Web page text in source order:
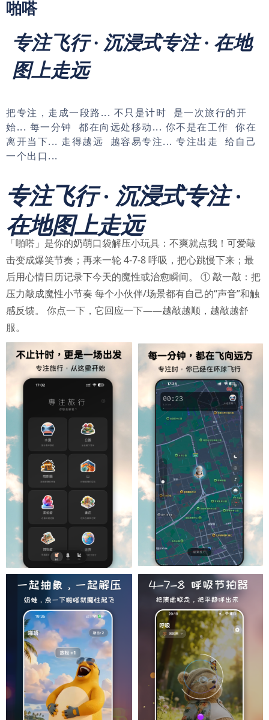
专注飞行 · 沉浸式专注 · 在地
图上走远
把专注，走成一段路... 不只是计时 是一次旅行的开
始... 每一分钟 都在向远处移动... 你不是在工作 你在
离开当下... 走得越远 越容易专注... 专注出走 给自己
一个出口...
啪嗒
专注飞行 · 沉浸式专注 ·
在地图上走远
「啪嗒」是你的奶萌口袋解压小玩具：不爽就点我！可爱敲
击变成爆笑节奏；再来一轮 4-7-8 呼吸，把心跳慢下来；最
后用心情日历记录下今天的魔性或治愈瞬间。 ① 敲一敲：把
压力敲成魔性小节奏 每个小伙伴/场景都有自己的“声音”和触
感反馈。 你点一下，它回应一下——越敲越顺，越敲越舒
服。